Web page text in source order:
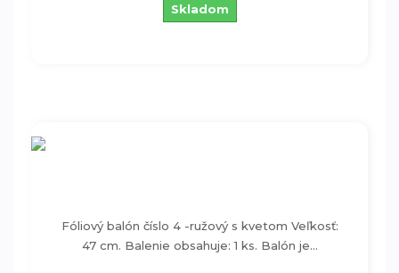
Skladom
Fóliový balón číslo 4 -ružový s kvetom Veľkosť:
47 cm. Balenie obsahuje: 1 ks. Balón je...